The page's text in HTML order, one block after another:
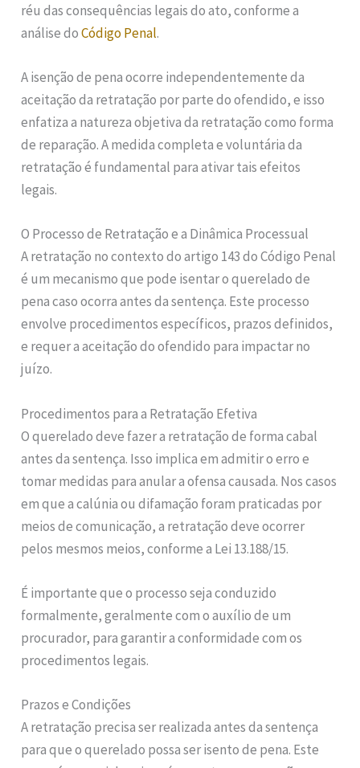
réu das consequências legais do ato, conforme a
análise doCódigo Penal.
A isenção de pena ocorre independentemente da
aceitação da retratação por parte do ofendido, e isso
enfatiza a natureza objetiva da retratação como forma
de reparação. A medida completa e voluntária da
retratação é fundamental para ativar tais efeitos
legais.
O Processo de Retratação e a Dinâmica Processual
A retratação no contexto do artigo 143 do Código Penal
é um mecanismo que pode isentar o querelado de
pena caso ocorra antes da sentença. Este processo
envolve procedimentos específicos, prazos definidos,
e requer a aceitação do ofendido para impactar no
juízo.
Procedimentos para a Retratação Efetiva
O querelado deve fazer a retratação de forma cabal
antes da sentença. Isso implica em admitir o erro e
tomar medidas para anular a ofensa causada. Nos casos
em que a calúnia ou difamação foram praticadas por
meios de comunicação, a retratação deve ocorrer
pelos mesmos meios, conforme a Lei 13.188/15.
É importante que o processo seja conduzido
formalmente, geralmente com o auxílio de um
procurador, para garantir a conformidade com os
procedimentos legais.
Prazos e Condições
A retratação precisa ser realizada antes da sentença
para que o querelado possa ser isento de pena. Este